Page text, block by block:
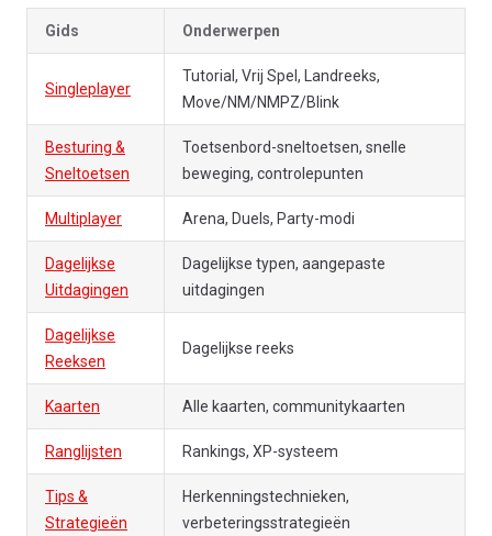
Gids Onderwerpen
Singleplayer
Tutorial, Vrij Spel, Landreeks,
Move/NM/NMPZ/Blink
Besturing &
Sneltoetsen
Toetsenbord-sneltoetsen, snelle
beweging, controlepunten
Multiplayer Arena, Duels, Party-modi
Dagelijkse
Uitdagingen
Dagelijkse typen, aangepaste
uitdagingen
Dagelijkse
Reeksen
Dagelijkse reeks
Kaarten Alle kaarten, communitykaarten
Ranglijsten Rankings, XP-systeem
Tips &
Strategieën
Herkenningstechnieken,
verbeteringsstrategieën